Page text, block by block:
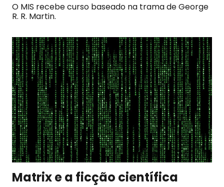
O MIS recebe curso baseado na trama de George
R. R. Martin.
Matrix e a ficção científica